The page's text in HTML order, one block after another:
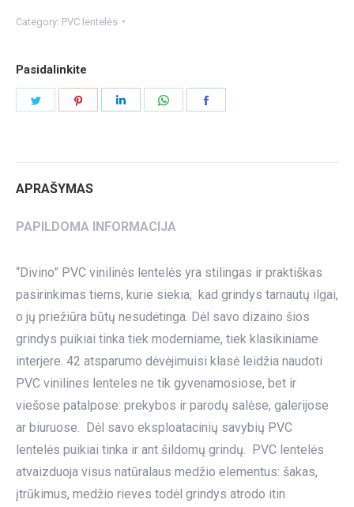
Category: PVC lentelės
Pasidalinkite
APRAŠYMAS
PAPILDOMA INFORMACIJA
“Divino” PVC vinilinės lentelės yra stilingas ir praktiškas
pasirinkimas tiems, kurie siekia, kad grindys tarnautų ilgai,
o jų priežiūra būtų nesudėtinga. Dėl savo dizaino šios
grindys puikiai tinka tiek moderniame, tiek klasikiniame
interjere. 42 atsparumo dėvėjimuisi klasė leidžia naudoti
PVC vinilines lenteles ne tik gyvenamosiose, bet ir
viešose patalpose: prekybos ir parodų salėse, galerijose
ar biuruose. Dėl savo eksploatacinių savybių PVC
lentelės puikiai tinka ir ant šildomų grindų. PVC lentelės
atvaizduoja visus natūralaus medžio elementus: šakas,
įtrūkimus, medžio rieves todėl grindys atrodo itin